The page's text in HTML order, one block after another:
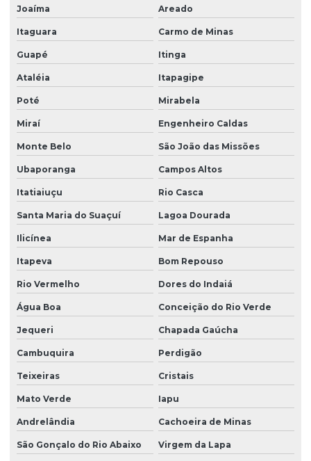
Joaíma Areado
Itaguara Carmo de Minas
Guapé Itinga
Ataléia Itapagipe
Poté Mirabela
Miraí Engenheiro Caldas
Monte Belo São João das Missões
Ubaporanga Campos Altos
Itatiaiuçu Rio Casca
Santa Maria do Suaçuí Lagoa Dourada
Ilicínea Mar de Espanha
Itapeva Bom Repouso
Rio Vermelho Dores do Indaiá
Água Boa Conceição do Rio Verde
Jequeri Chapada Gaúcha
Cambuquira Perdigão
Teixeiras Cristais
Mato Verde Iapu
Andrelândia Cachoeira de Minas
São Gonçalo do Rio Abaixo Virgem da Lapa